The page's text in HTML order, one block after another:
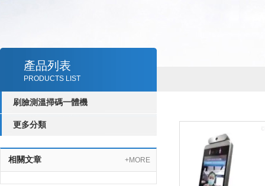
產品列表
PRODUCTS LIST
刷臉測溫掃碼一體機
更多分類
相關文章 +MORE